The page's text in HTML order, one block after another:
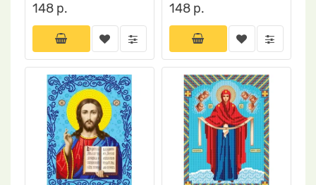
148 р. 148 р.